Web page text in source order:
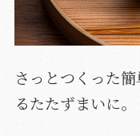
さっとつくった
るたたずまいに。